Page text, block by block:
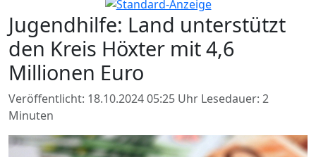
Jugendhilfe: Land unterstützt
den Kreis Höxter mit 4,6
Millionen Euro
Veröffentlicht: 18.10.2024 05:25 Uhr Lesedauer: 2
Minuten